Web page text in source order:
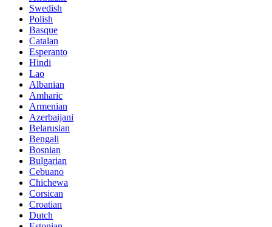
Swedish
Polish
Basque
Catalan
Esperanto
Hindi
Lao
Albanian
Amharic
Armenian
Azerbaijani
Belarusian
Bengali
Bosnian
Bulgarian
Cebuano
Chichewa
Corsican
Croatian
Dutch